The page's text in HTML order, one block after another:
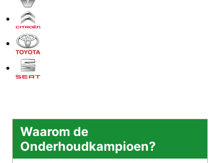
Waarom de
Onderhoudkampioen?